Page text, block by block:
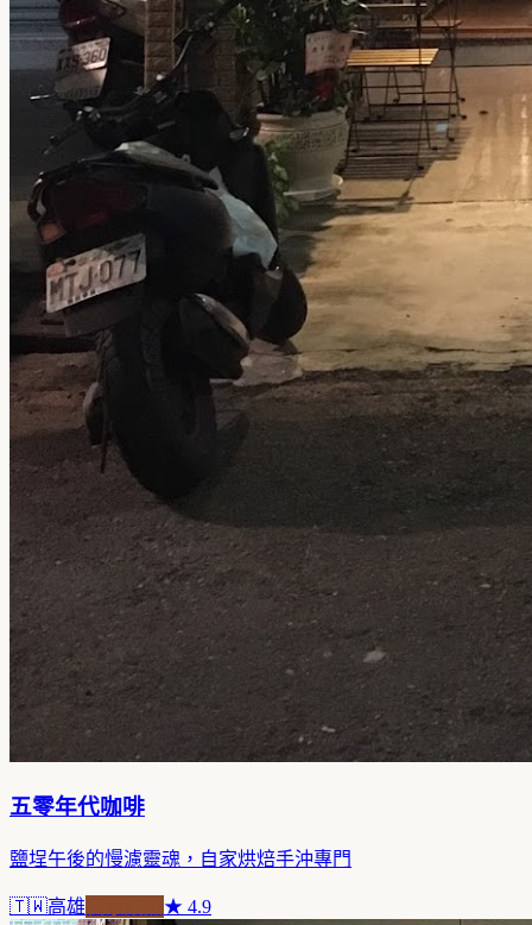
五零年代咖啡
鹽埕午後的慢濾靈魂，自家烘焙手沖專門
🇹🇼高雄 ★ 4.9